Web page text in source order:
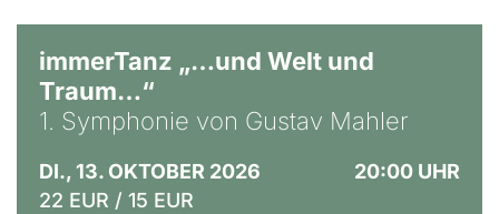
immerTanz „…und Welt und
Traum…“
1. Symphonie von Gustav Mahler
DI., 13. OKTOBER 2026
20:00 UHR
22 EUR / 15 EUR